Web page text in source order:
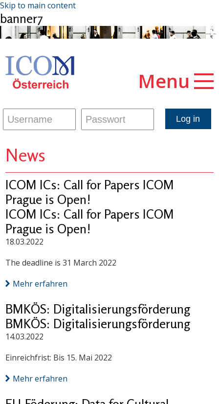
Skip to main content
banner7
Menu
News
ICOM ICs: Call for Papers ICOM
Prague is Open!
ICOM ICs: Call for Papers ICOM
Prague is Open!
18.03.2022
The deadline is 31 March 2022
Mehr erfahren
BMKÖS: Digitalisierungsförderung
BMKÖS: Digitalisierungsförderung
14.03.2022
Einreichfrist: Bis 15. Mai 2022
Mehr erfahren